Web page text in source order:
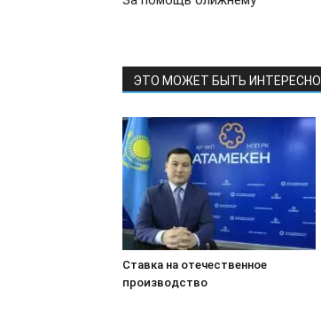
ЭТО МОЖЕТ БЫТЬ ИНТЕРЕСНО
Ставка на отечественное
производство